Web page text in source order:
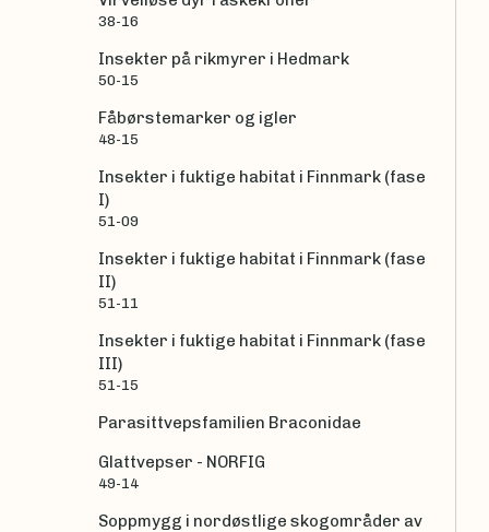
38-16
Insekter på rikmyrer i Hedmark
50-15
Fåbørstemarker og igler
48-15
Insekter i fuktige habitat i Finnmark (fase
I)
51-09
Insekter i fuktige habitat i Finnmark (fase
II)
51-11
Insekter i fuktige habitat i Finnmark (fase
III)
51-15
Parasittvepsfamilien Braconidae
Glattvepser - NORFIG
49-14
Soppmygg i nordøstlige skogområder av